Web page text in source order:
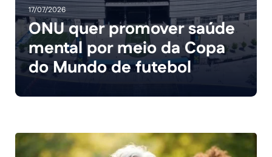
17/07/2026
ONU quer promover saúde
mental por meio da Copa
do Mundo de futebol